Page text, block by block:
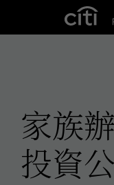
Skip
家族
投資